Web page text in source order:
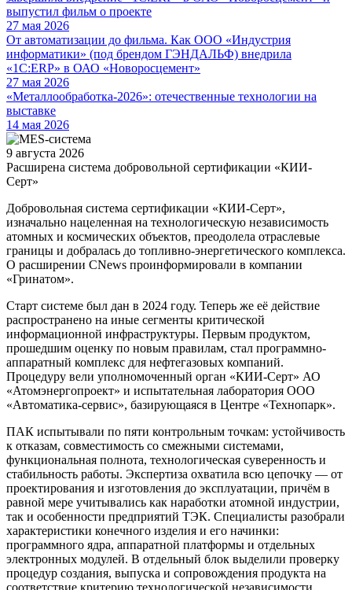
выпустил фильм о проекте
27 мая 2026
От автоматизации до фильма. Как ООО «Индустрия
информатики» (под брендом ГЭНДАЛЬФ) внедрила
«1С:ERP» в ОАО «Новоросцемент»
27 мая 2026
«Металлообработка-2026»: отечественные технологии на
выставке
14 мая 2026
9 августа 2026
Расширена система добровольной сертификации «КИИ-
Серт»
Добровольная система сертификации «КИИ-Серт»,
изначально нацеленная на технологическую независимость
атомных и космических объектов, преодолела отраслевые
границы и добралась до топливно-энергетического комплекса.
О расширении CNews проинформировали в компании
«Гринатом».
Старт системе был дан в 2024 году. Теперь же её действие
распространено на иные сегменты критической
информационной инфраструктуры. Первым продуктом,
прошедшим оценку по новым правилам, стал программно-
аппаратный комплекс для нефтегазовых компаний.
Процедуру вели уполномоченный орган «КИИ-Серт» АО
«Атомэнергопроект» и испытательная лаборатория ООО
«Автоматика-сервис», базирующаяся в Центре «Технопарк».
ПАК испытывали по пяти контрольным точкам: устойчивость
к отказам, совместимость со смежными системами,
функциональная полнота, технологическая суверенность и
стабильность работы. Экспертиза охватила всю цепочку — от
проектирования и изготовления до эксплуатации, причём в
равной мере учитывались как наработки атомной индустрии,
так и особенности предприятий ТЭК. Специалисты разобрали
характеристики конечного изделия и его начинки:
программного ядра, аппаратной платформы и отдельных
электронных модулей. В отдельный блок выделили проверку
процедур создания, выпуска и сопровождения продукта на
соответствие критерию технологической независимости.